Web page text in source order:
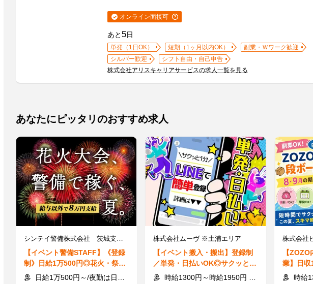
オンライン面接可
あと 5日
単発（1日OK） 短期（1ヶ月以内OK）
副業・Ｗワーク歓迎
シルバー歓迎
シフト自由・自己申告
株式会社アリスキャリアサービスの求人一覧を見る
あなたにピッタリのおすすめ求人
シンテイ警備株式会社 茨城支社/A3203000115
【イベント警備STAFF】《登録
制》日給1万500円◎花火・祭り
などイベント多数！直行直帰OK
日給1万500円～/夜勤は日給1万2474円～＋交通費※各種手当含む
株式会社ムーヴ ※土浦エリア
【イベント搬入・搬出】登録制
／単発・日払いOK◎サクッと稼
いで最高の夏♪大学生活躍中★
時給1300円～時給1950円 ＋ 交通費規定支給
株式会社
【ZOZO
業】日収
／髪型自
時給